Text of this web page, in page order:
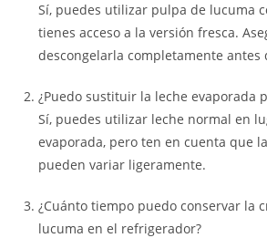
Sí, puedes utilizar pulpa de lucuma
tienes acceso a la versión fresca.
descongelarla completamente antes
¿Puedo sustituir la leche evaporada
Sí, puedes utilizar leche normal en
evaporada, pero ten en cuenta que
pueden variar ligeramente.
¿Cuánto tiempo puedo conservar la
lucuma en el refrigerador?